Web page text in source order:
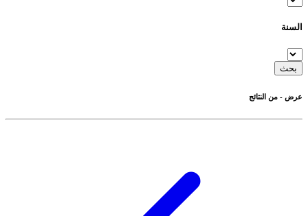
السنة
بحث
عرض - من النتائج